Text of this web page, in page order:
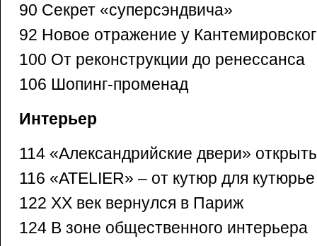
90 Секрет «суперсэндвича»
92 Новое отражение у
100 От реконструкции до ренессанса
106 Шопинг-променад
Интерьер
114 «Александрийские двери»
116 «ATELIER» – от кутюр для кутюрье
122 ХХ век вернулся в Париж
124 В зоне общественного интерьера